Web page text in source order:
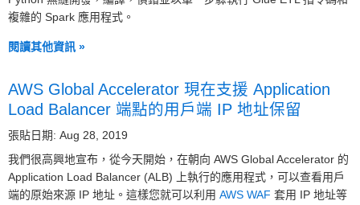
複雜的 Spark 應用程式。
閱讀其他資訊 »
AWS Global Accelerator 現在支援 Application
Load Balancer 端點的用戶端 IP 地址保留
張貼日期: Aug 28, 2019
我們很高興地宣布，從今天開始，在朝向 AWS Global Accelerator 的
Application Load Balancer (ALB) 上執行的應用程式，可以查看用戶
端的原始來源 IP 地址。這樣您就可以利用 AWS WAF 套用 IP 地址等